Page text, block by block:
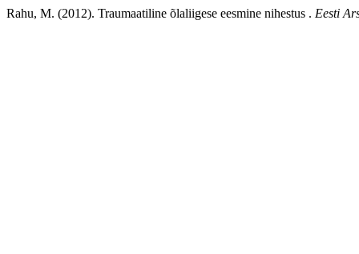
Rahu, M. (2012). Traumaatiline õlaliigese eesmine nihestus . Eesti